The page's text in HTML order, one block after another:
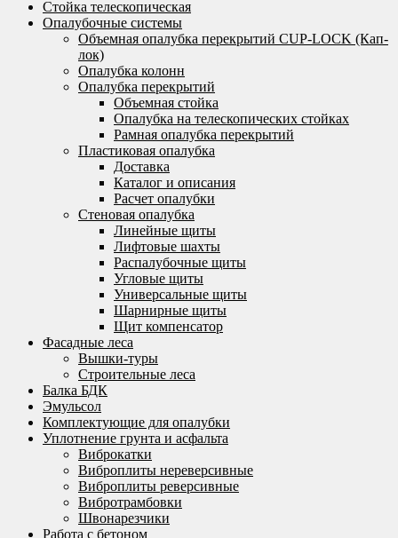
Стойка телескопическая
Опалубочные системы
Объемная опалубка перекрытий CUP-LOCK (Кап-
лок)
Опалубка колонн
Опалубка перекрытий
Объемная стойка
Опалубка на телескопических стойках
Рамная опалубка перекрытий
Пластиковая опалубка
Доставка
Каталог и описания
Расчет опалубки
Стеновая опалубка
Линейные щиты
Лифтовые шахты
Распалубочные щиты
Угловые щиты
Универсальные щиты
Шарнирные щиты
Щит компенсатор
Фасадные леса
Вышки-туры
Строительные леса
Балка БДК
Эмульсол
Комплектующие для опалубки
Уплотнение грунта и асфальта
Виброкатки
Виброплиты нереверсивные
Виброплиты реверсивные
Вибротрамбовки
Швонарезчики
Работа с бетоном